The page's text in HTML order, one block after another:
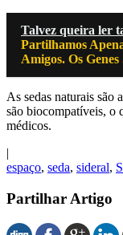
Talvez queira ler
Partilhamos
Amigos. Os
As sedas naturais são
são biocompatíveis, o
médicos.
|
espaço, seda, sideral,
Partilhar Artigo